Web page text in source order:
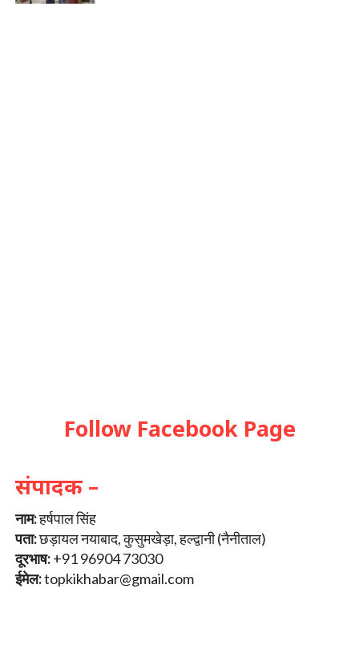
Follow Facebook Page
संपादक –
नाम:हर्षपाल सिंह
पता:छड़ायल नयाबाद, कुसुमखेड़ा, हल्द्वानी (नैनीताल)
दूरभाष:+91 96904 73030
ईमेल:topkikhabar@gmail.com